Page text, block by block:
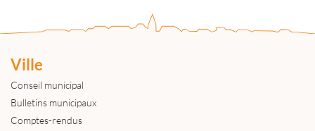
Ville
Conseil municipal
Bulletins municipaux
Comptes-rendus